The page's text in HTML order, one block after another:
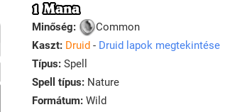
1 Mana
Minőség:
Common
Kaszt: Druid - Druid lapok megtekintése
Típus: Spell
Spell típus: Nature
Formátum: Wild